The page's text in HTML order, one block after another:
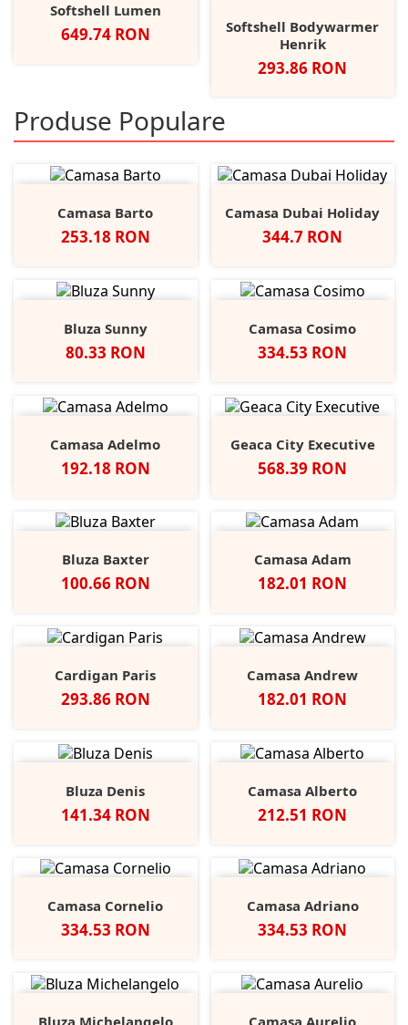
Softshell Lumen
Pret
649.74 RON
Softshell Bodywarmer
Henrik
Pret
293.86 RON
Produse Populare
Camasa Barto
Pret
253.18 RON
Camasa Dubai Holiday
Pret
344.7 RON
Bluza Sunny
Pret
80.33 RON
Camasa Cosimo
Pret
334.53 RON
Camasa Adelmo
Pret
192.18 RON
Geaca City Executive
Pret
568.39 RON
Bluza Baxter
Pret
100.66 RON
Camasa Adam
Pret
182.01 RON
Cardigan Paris
Pret
293.86 RON
Camasa Andrew
Pret
182.01 RON
Bluza Denis
Pret
141.34 RON
Camasa Alberto
Pret
212.51 RON
Camasa Cornelio
Pret
334.53 RON
Camasa Adriano
Pret
334.53 RON